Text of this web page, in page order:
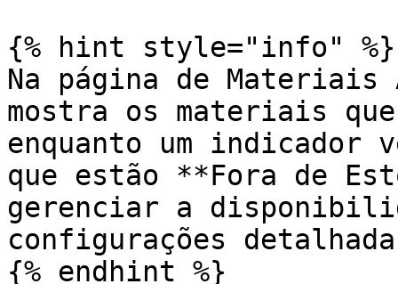
{% hint style="info" %}
Na página de
mostra os materiais
enquanto um indicador
que estão **Fora de
gerenciar a
configurações
{% endhint %}